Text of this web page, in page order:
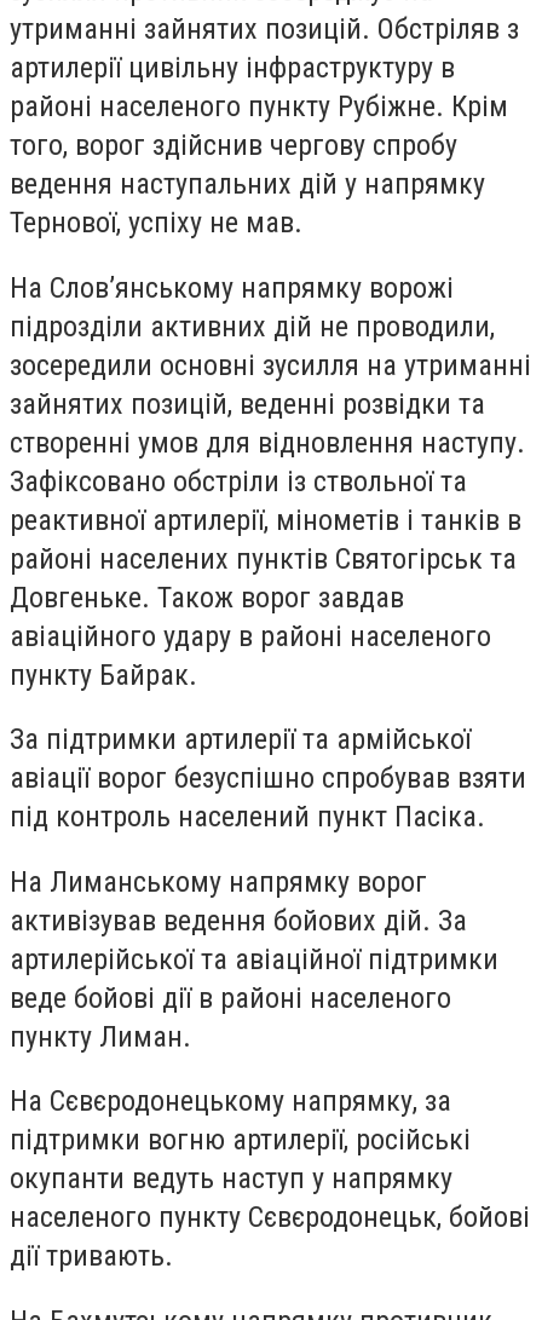
утриманні зайнятих позицій. Обстріляв з
артилерії цивільну інфраструктуру в
районі населеного пункту Рубіжне. Крім
того, ворог здійснив чергову спробу
ведення наступальних дій у напрямку
Тернової, успіху не мав.
На Слов’янському напрямку ворожі
підрозділи активних дій не проводили,
зосередили основні зусилля на утриманні
зайнятих позицій, веденні розвідки та
створенні умов для відновлення наступу.
Зафіксовано обстріли із ствольної та
реактивної артилерії, мінометів і танків в
районі населених пунктів Святогірськ та
Довгеньке. Також ворог завдав
авіаційного удару в районі населеного
пункту Байрак.
За підтримки артилерії та армійської
авіації ворог безуспішно спробував взяти
під контроль населений пункт Пасіка.
На Лиманському напрямку ворог
активізував ведення бойових дій. За
артилерійської та авіаційної підтримки
веде бойові дії в районі населеного
пункту Лиман.
На Сєвєродонецькому напрямку, за
підтримки вогню артилерії, російські
окупанти ведуть наступ у напрямку
населеного пункту Сєвєродонецьк, бойові
дії тривають.